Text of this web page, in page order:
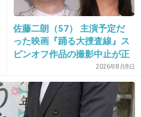
佐藤二朗（57） 主演予定だ
った映画『踊る大捜査線』ス
ピンオフ作品の撮影中止が正
2026年8月8日